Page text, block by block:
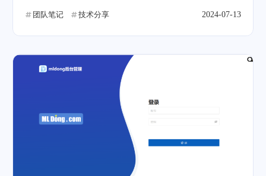
团队笔记 技术分享 2024-07-13